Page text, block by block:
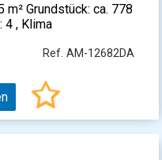
m² Grundstück: ca. 778
4 , Klima
Ref. AM-12682DA